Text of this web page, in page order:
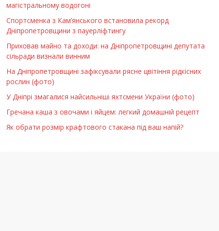
магістральному водогоні
Спортсменка з Кам’янського встановила рекорд
Дніпропетровщини з пауерліфтингу
Приховав майно та доходи: на Дніпропетровщині депутата
сільради визнали винним
На Дніпропетровщині зафіксували рясне цвітіння рідкісних
рослин (фото)
У Дніпрі змагалися найсильніші яхтсмени України (фото)
Гречана каша з овочами і яйцем: легкий домашній рецепт
Як обрати розмір крафтового стакана під ваш напій?